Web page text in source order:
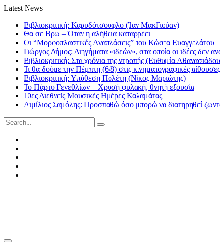
Latest News
Βιβλιοκριτική: Καρυδότσουφλο (Ίαν ΜακΓιούαν)
Θα σε Βρω – Όταν η αλήθεια καταρρέει
Οι “Μορφοπλαστικές Αναπλάσεις” του Κώστα Ευαγγελάτου
Γιώργος Δήμος: Διηγήματα «ιδεών», στα οποία οι ιδέες δεν
Βιβλιοκριτική: Στα χρόνια της ντροπής (Ευθυμία
Τι θα δούμε την Πέμπτη (6/8) στις κινηματογραφικές αίθουσες
Βιβλιοκριτική: Υπόθεση Πολέτη (Νίκος Μαριώτης)
Το Πάρτυ Γενεθλίων – Χρυσή φυλακή, θνητή εξουσία
10ες Διεθνείς Μουσικές Ημέρες Καλαμάτας
Αιμίλιος Σαμόλης: Προσπαθώ όσο μπορώ να διατηρηθεί
Search
for: